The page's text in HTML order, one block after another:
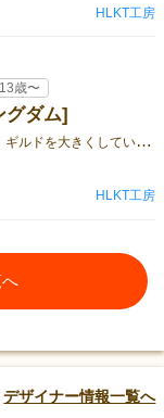
HLKT工房
グダム]
冒
険者を雇い、依頼を斡旋し、ギルドを大きくしていこう！
13歳〜
HLKT工房
デザイナー情報一覧へ